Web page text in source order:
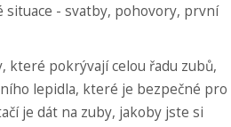
- svatby, pohovory, první
které pokrývají celou řadu zubů,
lepidla, které je bezpečné pro
je dát na zuby, jakoby jste si